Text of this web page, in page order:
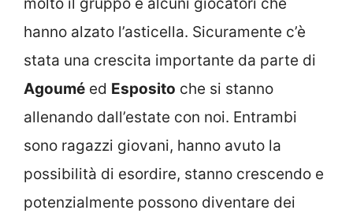
molto il gruppo e alcuni giocatori che
hanno alzato l’asticella. Sicuramente c’è
stata una crescita importante da parte di
Agoumé ed Esposito che si stanno
allenando dall’estate con noi. Entrambi
sono ragazzi giovani, hanno avuto la
possibilità di esordire, stanno crescendo e
potenzialmente possono diventare dei